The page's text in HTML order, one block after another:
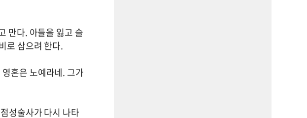
만다. 아들을 잃고 슬
로 삼으려 한다.
혼은 노예라네. 그가
성술사가 다시 나타